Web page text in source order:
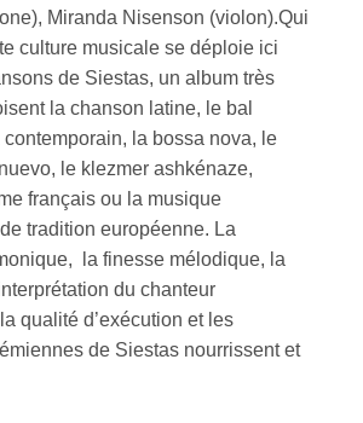
Miranda Nisenson (violon).Qui
culture musicale se déploie ici
de Siestas, un album très
la chanson latine, le bal
contemporain, la bossa nova, le
le klezmer ashkénaze,
français ou la musique
tradition européenne. La
la finesse mélodique, la
du chanteur
qualité d’exécution et les
de Siestas nourrissent et